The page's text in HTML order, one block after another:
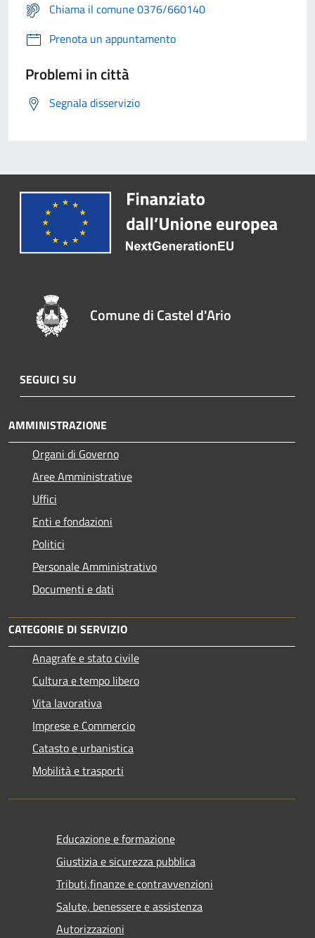
Chiama il comune 0376/660140
Prenota un appuntamento
Problemi in città
Segnala disservizio
Comune di Castel d'Ario
SEGUICI SU
AMMINISTRAZIONE
Organi di Governo
Aree Amministrative
Uffici
Enti e fondazioni
Politici
Personale Amministrativo
Documenti e dati
CATEGORIE DI SERVIZIO
Anagrafe e stato civile
Cultura e tempo libero
Vita lavorativa
Imprese e Commercio
Catasto e urbanistica
Mobilità e trasporti
Educazione e formazione
Giustizia e sicurezza pubblica
Tributi,finanze e contravvenzioni
Salute, benessere e assistenza
Autorizzazioni